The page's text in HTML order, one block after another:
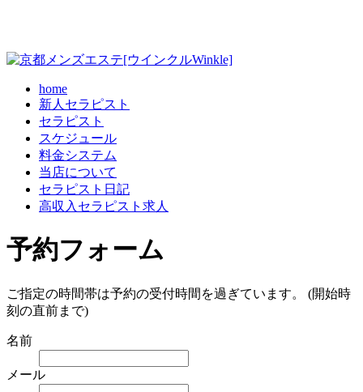
home
新人セラピスト
セラピスト
スケジュール
料金システム
当店について
セラピスト日記
高収入セラピスト求人
予約フォーム
ご指定の時間帯は予約の受付時間を過ぎています。 (開始時
刻の直前まで)
名前
メール